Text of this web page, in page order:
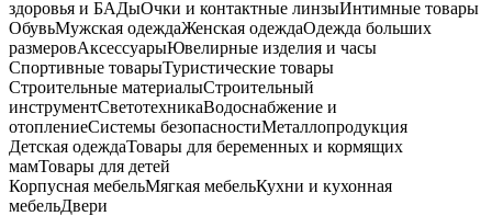
здоровья и БАДыОчки и контактные линзыИнтимные товары
ОбувьМужская одеждаЖенская одеждаОдежда больших
размеровАксессуарыЮвелирные изделия и часы
Спортивные товарыТуристические товары
Строительные материалыСтроительный
инструментСветотехникаВодоснабжение и
отоплениеСистемы безопасностиМеталлопродукция
Детская одеждаТовары для беременных и кормящих
мамТовары для детей
Корпусная мебельМягкая мебельКухни и кухонная
мебельДвери